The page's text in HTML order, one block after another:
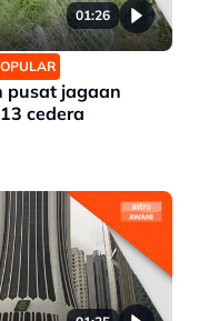
01:26
pusat jagaan
cedera